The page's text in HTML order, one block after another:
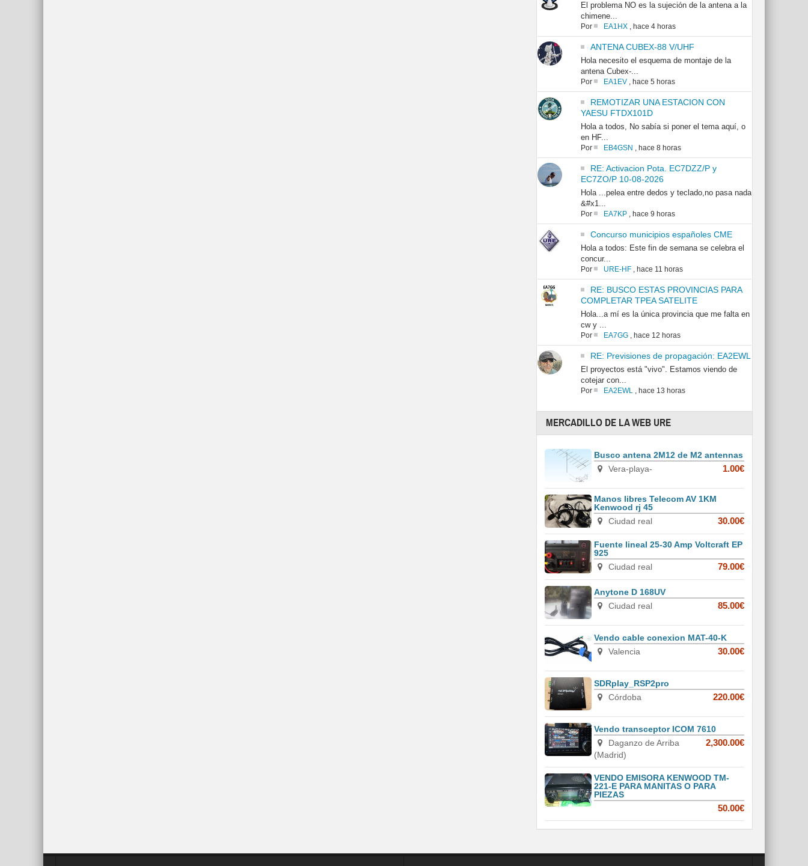
El problema NO es la sujeción de la antena a la
chimene...
Por EA1HX, hace 4 horas
ANTENA CUBEX-88 V/UHF
Hola necesito el esquema de montaje de la
antena Cubex-...
Por EA1EV, hace 5 horas
REMOTIZAR UNA ESTACION CON
YAESU FTDX101D
Hola a todos, No sabía si poner el tema aquí, o
en HF...
Por EB4GSN , hace 8 horas
RE: Activacion Pota. EC7DZZ/P y
EC7ZO/P 10-08-2026
Hola ...pelea entre dedos y teclado,no pasa nada
&#x1...
Por EA7KP, hace 9 horas
Concurso municipios españoles CME
Hola a todos: Este fin de semana se celebra el
concur...
Por URE-HF, hace 11 horas
RE: BUSCO ESTAS PROVINCIAS PARA
COMPLETAR TPEA SATELITE
Hola...a mí es la única provincia que me falta en
cw y ...
Por EA7GG, hace 12 horas
RE: Previsiones de propagación: EA2EWL
El proyectos está "vivo". Estamos viendo de
cotejar con...
Por EA2EWL, hace 13 horas
MERCADILLO DE LA WEB URE
Busco antena 2M12 de M2 antennas
Vera-playa-
1.00€
Manos libres Telecom AV 1KM
Kenwood rj 45
Ciudad real
30.00€
Fuente lineal 25-30 Amp Voltcraft EP
925
Ciudad real
79.00€
Anytone D 168UV
Ciudad real
85.00€
Vendo cable conexion MAT-40-K
Valencia
30.00€
SDRplay_RSP2pro
Córdoba
220.00€
Vendo transceptor ICOM 7610
Daganzo de Arriba
(Madrid)
2,300.00€
VENDO EMISORA KENWOOD TM-
221-E PARA MANITAS O PARA
PIEZAS
50.00€